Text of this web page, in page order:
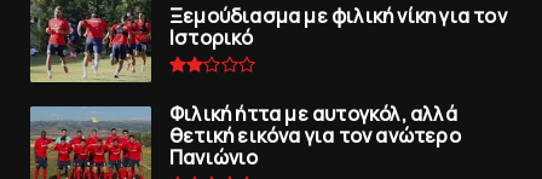
Ξεμούδιασμα με φιλική νίκη για τoν
Iστορικό
Φιλική ήττα με αυτογκόλ, αλλά
θετική εικόνα για τον ανώτερo
Πανιώνιo